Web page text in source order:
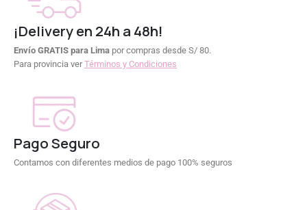
¡Delivery en 24h a 48h!
Envío GRATIS para Lima por compras desde S/ 80.
Para provincia verTérminos y Condiciones
Pago Seguro
Contamos con diferentes medios de pago 100% seguros